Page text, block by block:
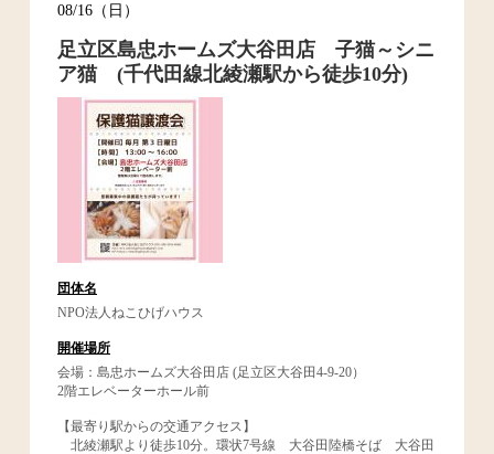
08/16（日）
足立区島忠ホームズ大谷田店 子猫～シニ
ア猫 (千代田線北綾瀬駅から徒歩10分)
団体名
NPO法人ねこひげハウス
開催場所
会場：島忠ホームズ大谷田店 (足立区大谷田4-9-20）
2階エレベーターホール前
【最寄り駅からの交通アクセス】
北綾瀬駅より徒歩10分。環状7号線 大谷田陸橋そば 大谷田